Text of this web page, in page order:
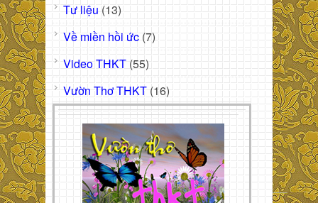
Tư liệu (13)
Về miền hồi ức (7)
Video THKT (55)
Vườn Thơ THKT (16)